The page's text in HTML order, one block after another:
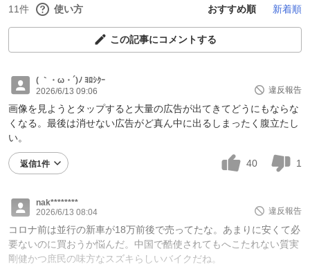
11件 使い方 おすすめ順 新着順
この記事にコメントする
( ｀・ω・´)ﾉ ﾖﾛｼｸｰ
2026/6/13 09:06
違反報告
画像を見ようとタップすると大量の広告が出てきてどうにもならな
くなる。最後は消せない広告がど真ん中に出るしまったく腹立たし
い。
返信1件 40 1
nak********
2026/6/13 08:04
違反報告
コロナ前は並行の新車が18万前後で売ってたな。あまりに安くて必
要ないのに買おうか悩んだ。中国で酷使されてもへこたれない質実
剛健かつ庶民の味方なスズキらしいバイクだね。